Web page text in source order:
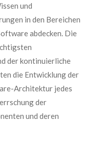
und
in den Bereichen
abdecken. Die
der kontinuierliche
die Entwicklung der
Architektur jedes
der
und deren